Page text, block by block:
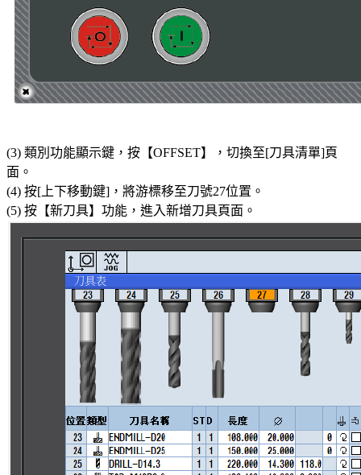
(3) 類別功能顯示鍵，按【OFFSET】，切換至[刀具清單]頁
面。
(4) 按[上下移動鍵]，將游標移至刀號27位置。
(5) 按【新刀具】功能，進入新增刀具頁面。